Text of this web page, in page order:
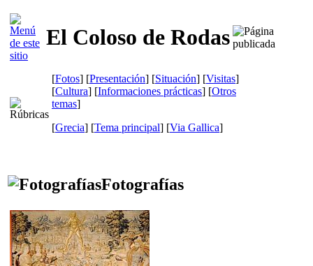
El Coloso de Rodas
[Fotos] [Presentación] [Situación] [Visitas]
[Cultura] [Informaciones prácticas] [Otros
temas]
[Grecia] [Tema principal] [Via Gallica]
Fotografías